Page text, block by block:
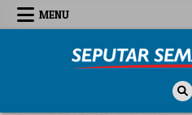
Skip to content
MENU